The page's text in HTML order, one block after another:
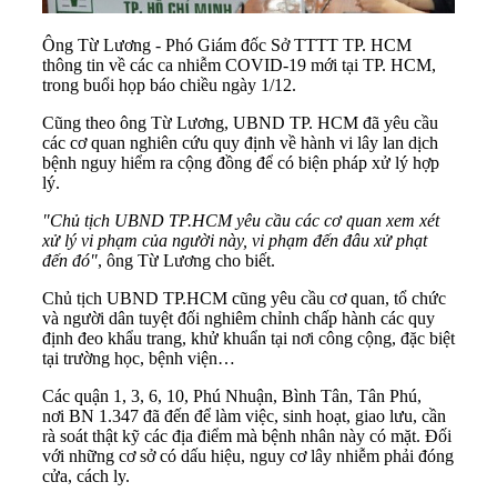
Ông Từ Lương - Phó Giám đốc Sở TTTT TP. HCM
thông tin về các ca nhiễm COVID-19 mới tại TP. HCM,
trong buổi họp báo chiều ngày 1/12.
Cũng theo ông Từ Lương, UBND TP. HCM đã yêu cầu
các cơ quan nghiên cứu quy định về hành vi lây lan dịch
bệnh nguy hiểm ra cộng đồng để có biện pháp xử lý hợp
lý.
"Chủ tịch UBND TP.HCM yêu cầu các cơ quan xem xét
xử lý vi phạm của người này, vi phạm đến đâu xử phạt
đến đó", ông Từ Lương cho biết.
Chủ tịch UBND TP.HCM cũng yêu cầu cơ quan, tổ chức
và người dân tuyệt đối nghiêm chỉnh chấp hành các quy
định đeo khẩu trang, khử khuẩn tại nơi công cộng, đặc biệt
tại trường học, bệnh viện…
Các quận 1, 3, 6, 10, Phú Nhuận, Bình Tân, Tân Phú,
nơi BN 1.347 đã đến để làm việc, sinh hoạt, giao lưu, cần
rà soát thật kỹ các địa điểm mà bệnh nhân này có mặt. Đối
với những cơ sở có dấu hiệu, nguy cơ lây nhiễm phải đóng
cửa, cách ly.